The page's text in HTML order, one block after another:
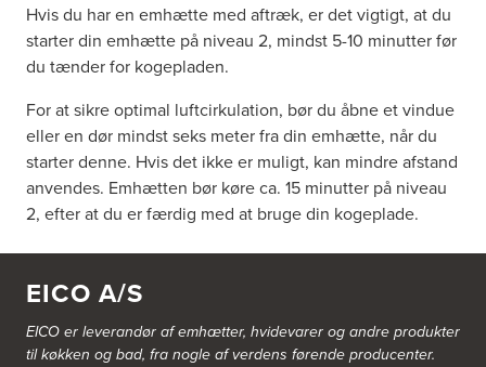
Hvis du har en emhætte med aftræk, er det vigtigt, at du
starter din emhætte på niveau 2, mindst 5-10 minutter før
du tænder for kogepladen.
For at sikre optimal luftcirkulation, bør du åbne et vindue
eller en dør mindst seks meter fra din emhætte, når du
starter denne. Hvis det ikke er muligt, kan mindre afstand
anvendes. Emhætten bør køre ca. 15 minutter på niveau
2, efter at du er færdig med at bruge din kogeplade.
EICO A/S
EICO er leverandør af emhætter, hvidevarer ogandre produkter
til køkken og bad, fra nogle af verdens førende producenter.